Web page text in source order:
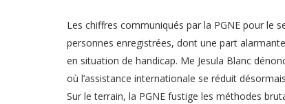
Les chiffres communiqués par la PGNE pour le
personnes enregistrées, dont une part
en situation de handicap. Me Jesula Blanc
où l’assistance internationale se réduit
Sur le terrain, la PGNE fustige les méthodes